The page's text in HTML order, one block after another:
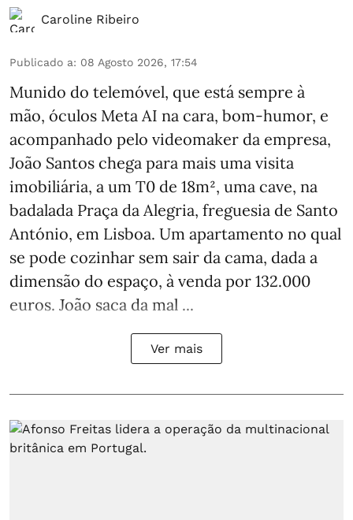
Caroline Ribeiro
Publicado a: 08 Agosto 2026, 17:54
Munido do telemóvel, que está sempre à
mão, óculos Meta AI na cara, bom-humor, e
acompanhado pelo videomaker da empresa,
João Santos chega para mais uma visita
imobiliária, a um T0 de 18m², uma cave, na
badalada Praça da Alegria, freguesia de Santo
António, em Lisboa. Um apartamento no qual
se pode cozinhar sem sair da cama, dada a
dimensão do espaço, à venda por 132.000
euros. João saca da mal ...
Ver mais